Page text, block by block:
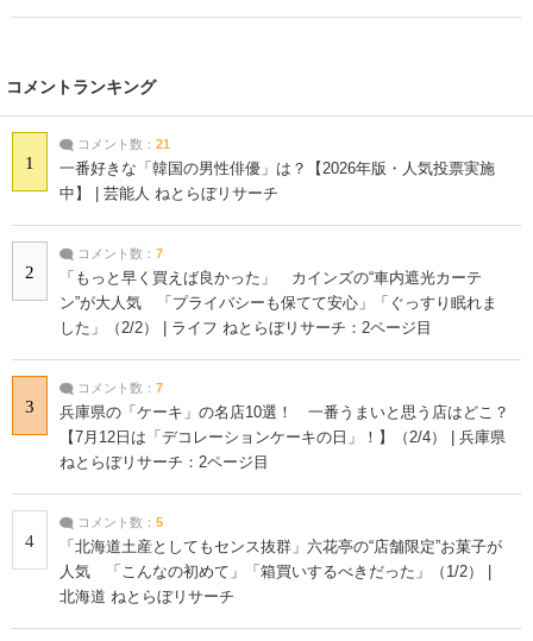
コメントランキング
1
コメント数： 21
一番好きな「韓国の男性俳優」は？【2026年版・人気投票実施
中】 | 芸能人 ねとらぼリサーチ
2
コメント数： 7
「もっと早く買えば良かった」 カインズの“車内遮光カーテ
ン”が大人気 「プライバシーも保てて安心」「ぐっすり眠れま
した」（2/2） | ライフ ねとらぼリサーチ：2ページ目
3
コメント数： 7
兵庫県の「ケーキ」の名店10選！ 一番うまいと思う店はどこ？
【7月12日は「デコレーションケーキの日」！】（2/4） | 兵庫県
ねとらぼリサーチ：2ページ目
4
コメント数： 5
「北海道土産としてもセンス抜群」六花亭の“店舗限定”お菓子が
人気 「こんなの初めて」「箱買いするべきだった」（1/2） |
北海道 ねとらぼリサーチ